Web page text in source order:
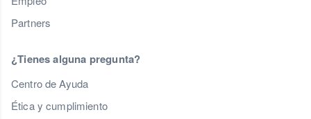
Partners
¿Tienes alguna pregunta?
Centro de Ayuda
Ética y cumplimiento